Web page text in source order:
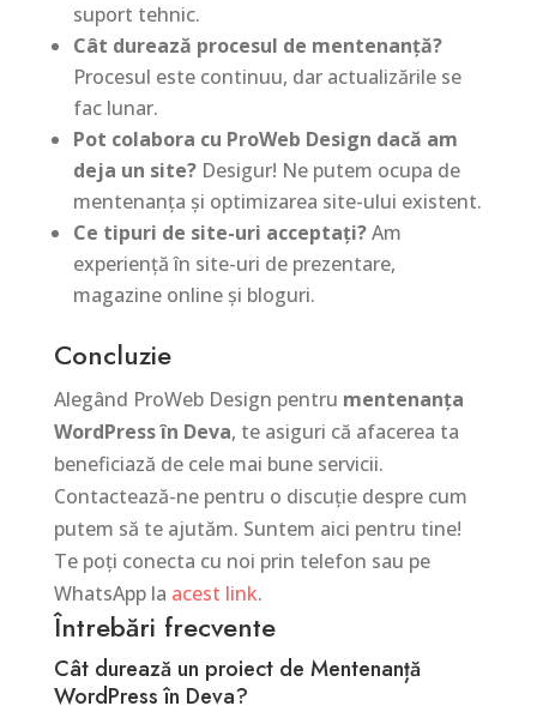
suport tehnic.
Cât durează procesul de mentenanță?
Procesul este continuu, dar actualizările se
fac lunar.
Pot colabora cu ProWeb Design dacă am
deja un site?Desigur! Ne putem ocupa de
mentenanța și optimizarea site-ului existent.
Ce tipuri de site-uri acceptați?Am
experiență în site-uri de prezentare,
magazine online și bloguri.
Concluzie
Alegând ProWeb Design pentru mentenanța
WordPress în Deva, te asiguri că afacerea ta
beneficiază de cele mai bune servicii.
Contactează-ne pentru o discuție despre cum
putem să te ajutăm. Suntem aici pentru tine!
Te poți conecta cu noi prin telefon sau pe
WhatsApp la acest link.
Întrebări frecvente
Cât durează un proiect de Mentenanță
WordPress în Deva?